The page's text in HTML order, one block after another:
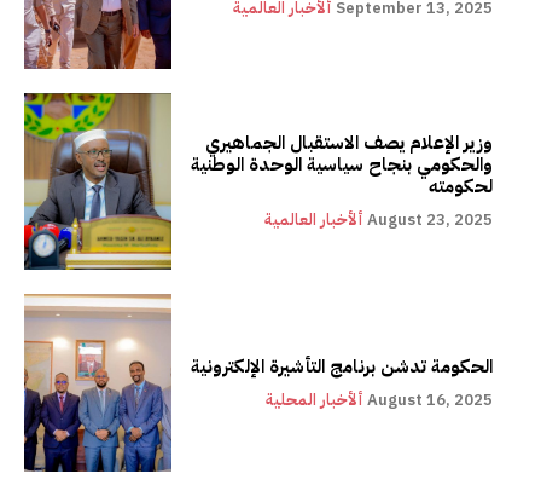
ألأخبار العالمية September 13, 2025
وزير الإعلام يصف الاستقبال الجماهيري
والحكومي بنجاح سياسية الوحدة الوطنية
لحكومته
ألأخبار العالمية August 23, 2025
الحكومة تدشن برنامج التأشيرة الإلكترونية
ألأخبار المحلية August 16, 2025